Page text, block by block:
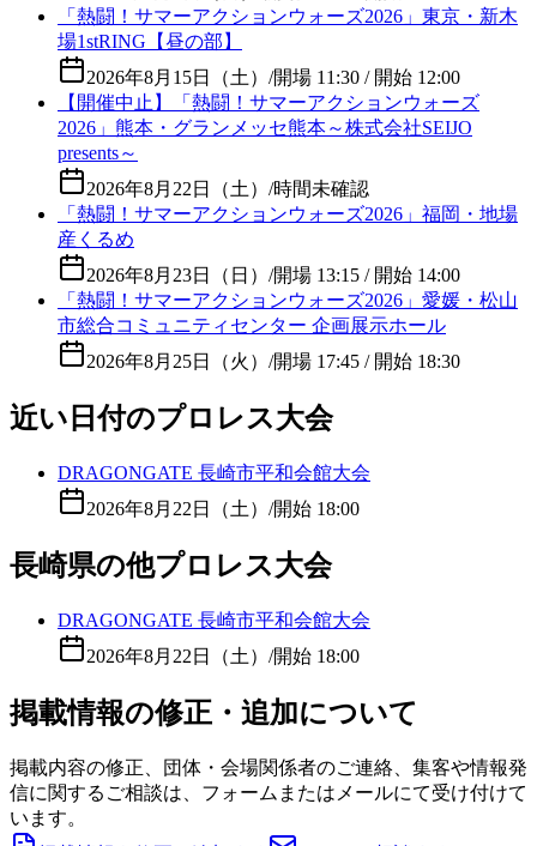
「熱闘！サマーアクションウォーズ2026」東京・新木
場1stRING【昼の部】
2026年8月15日（土） /開場 11:30 / 開始 12:00
【開催中止】「熱闘！サマーアクションウォーズ
2026」熊本・グランメッセ熊本～株式会社SEIJO
presents～
2026年8月22日（土） /時間未確認
「熱闘！サマーアクションウォーズ2026」福岡・地場
産くるめ
2026年8月23日（日） /開場 13:15 / 開始 14:00
「熱闘！サマーアクションウォーズ2026」愛媛・松山
市総合コミュニティセンター 企画展示ホール
2026年8月25日（火） /開場 17:45 / 開始 18:30
近い日付のプロレス大会
DRAGONGATE 長崎市平和会館大会
2026年8月22日（土） /開始 18:00
長崎県の他プロレス大会
DRAGONGATE 長崎市平和会館大会
2026年8月22日（土） /開始 18:00
掲載情報の修正・追加について
掲載内容の修正、団体・会場関係者のご連絡、集客や情報発
信に関するご相談は、フォームまたはメールにて受け付けて
います。